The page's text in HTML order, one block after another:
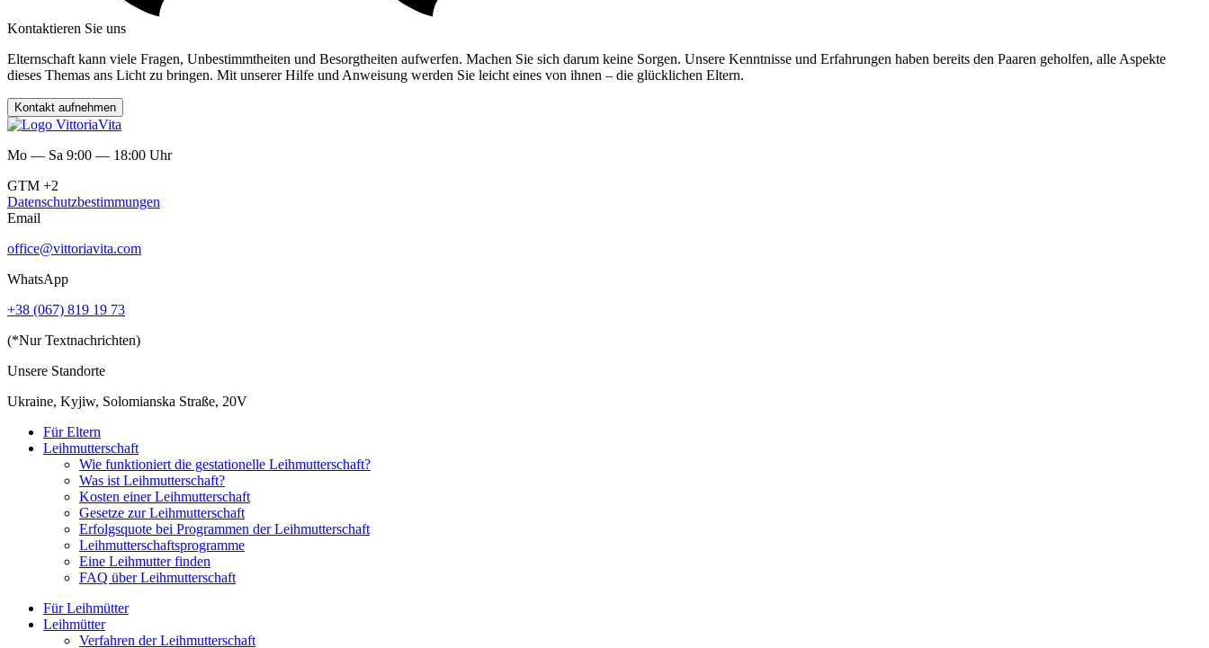
Kontaktieren Sie uns
Elternschaft kann viele Fragen, Unbestimmtheiten und Besorgtheiten aufwerfen. Machen Sie sich darum keine Sorgen. Unsere Kenntnisse und Erfahrungen haben bereits den Paaren geholfen, alle Aspekte
dieses Themas ans Licht zu bringen. Mit unserer Hilfe und Anweisung werden Sie leicht eines von ihnen – die glücklichen Eltern.
Kontakt aufnehmen
Mo — Sa 9:00 — 18:00 Uhr
GTM +2
Datenschutzbestimmungen
Email
office@vittoriavita.com
WhatsApp
+38 (067) 819 19 73
(*Nur Textnachrichten)
Unsere Standorte
Ukraine, Kyjiw, Solomianska Straße, 20V
Für Eltern
Leihmutterschaft
Wie funktioniert die gestationelle Leihmutterschaft?
Was ist Leihmutterschaft?
Kosten einer Leihmutterschaft
Gesetze zur Leihmutterschaft
Erfolgsquote bei Programmen der Leihmutterschaft
Leihmutterschaftsprogramme
Eine Leihmutter finden
FAQ über Leihmutterschaft
Für Leihmütter
Leihmütter
Verfahren der Leihmutterschaft